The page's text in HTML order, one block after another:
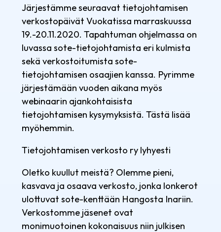
Järjestämme seuraavat tietojohtamisen
verkostopäivät Vuokatissa marraskuussa
19.-20.11.2020. Tapahtuman ohjelmassa on
luvassa sote-tietojohtamista eri kulmista
sekä verkostoitumista sote-
tietojohtamisen osaajien kanssa. Pyrimme
järjestämään vuoden aikana myös
webinaarin ajankohtaisista
tietojohtamisen kysymyksistä. Tästä lisää
myöhemmin.
Tietojohtamisen verkosto ry lyhyesti
Oletko kuullut meistä? Olemme pieni,
kasvava ja osaava verkosto, jonka lonkerot
ulottuvat sote-kenttään Hangosta Inariin.
Verkostomme jäsenet ovat
monimuotoinen kokonaisuus niin julkisen